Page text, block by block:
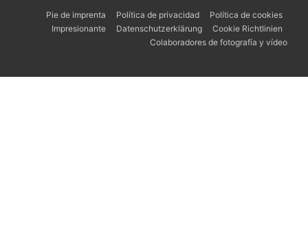
Pie de imprenta Política de privacidad
Política de cookies
Impresionante
Datenschutzerklärung
Cookie Richtlinien
Colaboradores de fotografía y vídeo